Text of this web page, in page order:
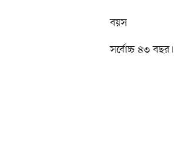
বয়স
সর্বোচ্চ ৪৩ বছর।